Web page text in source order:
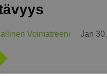
Voimatreeni Jan